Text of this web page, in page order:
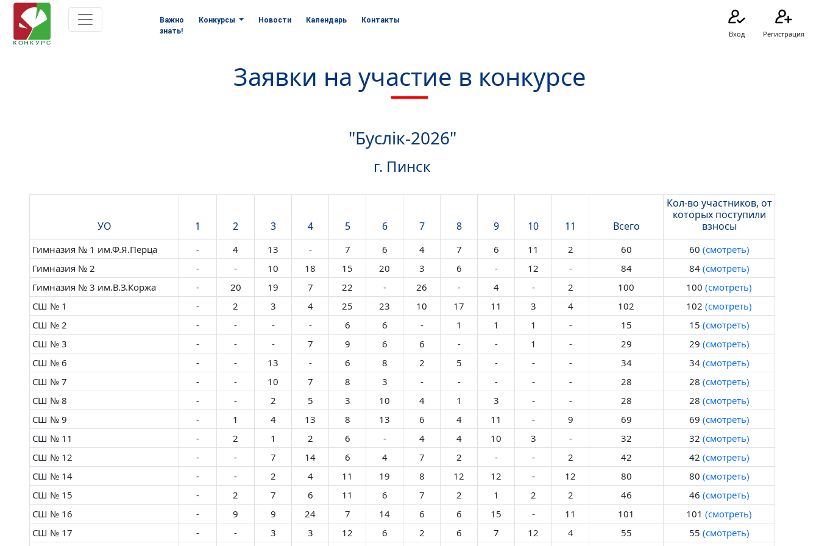
Важно
знать!
Конкурсы Новости Календарь Контакты
Вход Регистрация
Заявки на участие в конкурсе
"Буслік-2026"
г. Пинск
УО 1 2 3 4 5 6 7 8 9 10 11 Всего
Кол-во участников, от
которых поступили
взносы
Гимназия № 1 им.Ф.Я.Перца - 4 13 - 7 6 4 7 6 11 2 60 60 (смотреть)
Гимназия № 2
- - 10 18 15 20 3 6 - 12 - 84 84(смотреть)
Гимназия № 3 им.В.З.Коржа
- 20 19 7 22 - 26 - 4 - 2 100 100 (смотреть)
СШ № 1
- 2 3 4 25 23 10 17 11 3 4 102 102 (смотреть)
СШ № 2
- - - - 6 6 - 1 1 1 - 15 15 (смотреть)
СШ № 3
- - - 7 9 6 6 - - 1 - 29 29 (смотреть)
СШ № 6
- - 13 - 6 8 2 5 - - - 34 34(смотреть)
СШ № 7
- - 10 7 8 3 - - - - - 28 28 (смотреть)
СШ № 8
- - 2 5 3 10 4 1 3 - - 28 28 (смотреть)
СШ № 9
- 1 4 13 8 13 6 4 11 - 9 69 69 (смотреть)
СШ № 11
- 2 1 2 6 - 4 4 10 3 - 32 32 (смотреть)
СШ № 12
- - 7 14 6 4 7 2 - - 2 42 42 (смотреть)
СШ № 14
- - 2 4 11 19 8 12 12 - 12 80 80 (смотреть)
СШ № 15
- 2 7 6 11 6 7 2 1 2 2 46 46 (смотреть)
СШ № 16
- 9 9 24 7 14 6 6 15 - 11 101 101 (смотреть)
СШ № 17
- - 3 3 12 6 2 6 7 12 4 55 55 (смотреть)